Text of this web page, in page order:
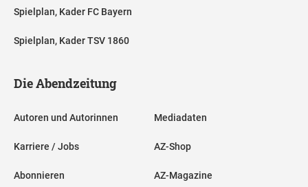
Spielplan, Kader FC Bayern
Spielplan, Kader TSV 1860
Die Abendzeitung
Autoren und Autorinnen
Karriere / Jobs
Abonnieren
Mediadaten
AZ-Shop
AZ-Magazine